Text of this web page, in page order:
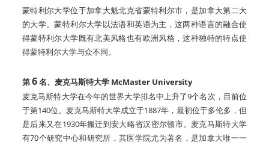
蒙特利尔大学位于加拿大魁北克省蒙特利尔市，是加拿大第二大
的大学。蒙特利尔大学以法语和英语为主，这两种语言的融合使
得蒙特利尔大学既有北美风格也有欧洲风格，这种独特的特点使
得蒙特利尔大学与众不同。
第6名、麦克马斯特大学 McMaster University
麦克马斯特大学在今年的世界大学排名中上升了9个名次，目前位
于第140位。麦克马斯特大学成立于1887年，最初位于多伦多，但
是后来又在1930年搬迁到安大略省汉密尔顿市。麦克马斯特大学
有70个研究中心和研究所，其医学院尤为著名，是加拿大唯一一